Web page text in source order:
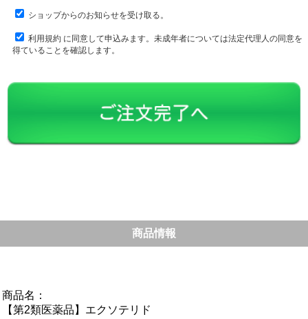
ショップからのお知らせを受け取る。
利用規約に同意して申込みます。未成年者については法定代理人の同意を
得ていることを確認します。
商品情報
商品名：
【第2類医薬品】エクソテリド